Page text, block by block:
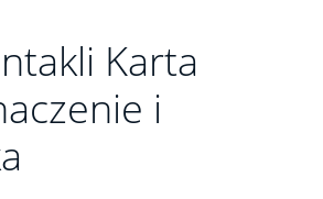
Karta
i